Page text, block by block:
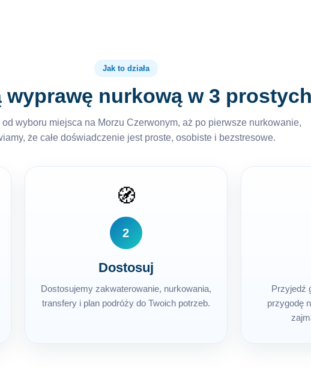
Jak to działa
wyprawę nurkową w 3
od wyboru miejsca na Morzu Czerwonym, aż po pierwsze nurkowanie,
że całe doświadczenie jest proste, osobiste i bezstresowe.
🧭
2
Dostosuj
Dostosujemy zakwaterowanie, nurkowania,
transfery i plan podróży do Twoich potrzeb.
Przyjedź
przygodę